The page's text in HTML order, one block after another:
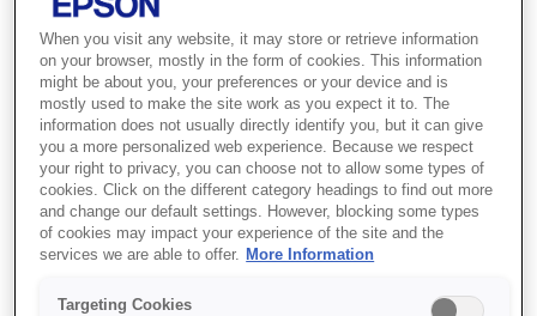
studios that need 24-inch dual-roll
output with outstanding image quality.
Quality photo printing
Compact design
Dual roll version
When you visit any website, it may store or retrieve information
on your browser, mostly in the form of cookies. This information
might be about you, your preferences or your device and is
mostly used to make the site work as you expect it to. The
information does not usually directly identify you, but it can give
you a more personalized web experience. Because we respect
your right to privacy, you can choose not to allow some types of
cookies. Click on the different category headings to find out more
and change our default settings. However, blocking some types
of cookies may impact your experience of the site and the
services we are able to offer.
More Information
Targeting Cookies